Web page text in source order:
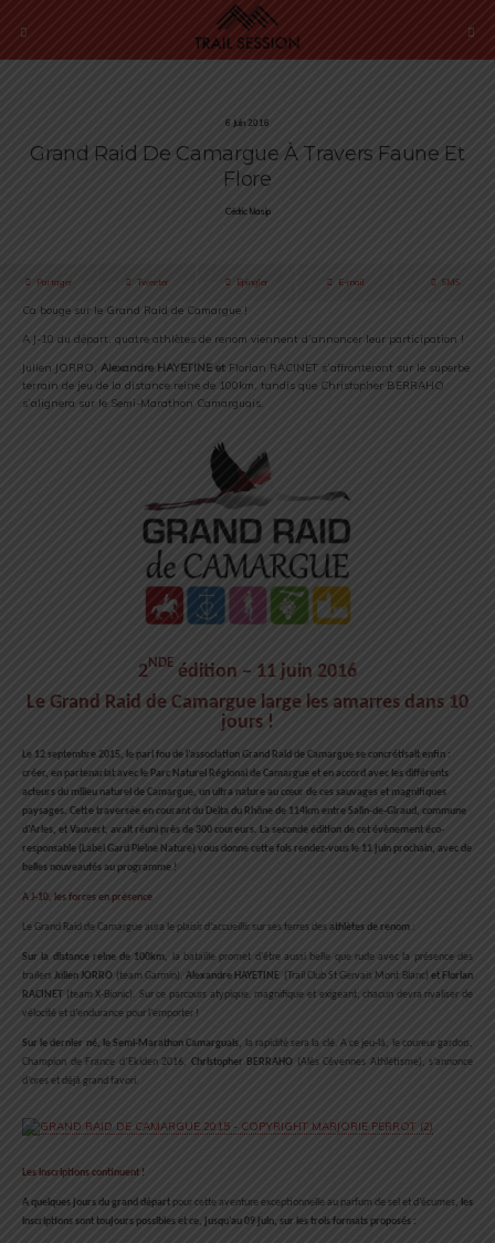
6 Juin 2016
Grand Raid De Camargue À Travers Faune Et
Flore
Cédric Masip
Partager Tweeter Épingler E-mail SMS
Ca bouge sur le Grand Raid de Camargue !
A J-10 du départ, quatre athlètes de renom viennent d’annoncer leur participation !
Julien JORRO, Alexandre HAYETINE et Florian RACINET s’affronteront sur le superbe
terrain de jeu de la distance reine de 100km, tandis que Christopher BERRAHO
s’alignera sur le Semi-Marathon Camarguais.
2nde édition – 11 juin 2016
Le Grand Raid de Camargue large les amarres dans 10
jours !
Le 12 septembre 2015, le pari fou de l’association Grand Raid de Camargue se concrétisait enfin :
créer, en partenariat avec le Parc Naturel Régional de Camargue et en accord avec les différents
acteurs du milieu naturel de Camargue, un ultra nature au cœur de ces sauvages et magnifiques
paysages. Cette traversée en courant du Delta du Rhône de 114km entre Salin-de-Giraud, commune
d’Arles, et Vauvert, avait réuni près de 300 coureurs. La seconde édition de cet évènement éco-
responsable (Label Gard Pleine Nature) vous donne cette fois rendez-vous le 11 juin prochain, avec de
belles nouveautés au programme !
A J-10, les forces en présence
Le Grand Raid de Camargue aura le plaisir d’accueillir sur ses terres des athlètes de renom :
Sur la distance reine de 100km,
la bataille promet d’être aussi belle que rude avec la présence des
trailersJulien JORRO (team Garmin),Alexandre HAYETINE (Trail Club St Gervais Mont Blanc) et Florian
RACINET (team X-Bionic). Sur ce parcours atypique, magnifique et exigeant, chacun devra rivaliser de
vélocité et d’endurance pour l’emporter !
Sur le dernier né, le Semi-Marathon Camarguais, la rapidité sera la clé. A ce jeu-là, le coureur gardois,
Champion de France d’Ekiden 2016, Christopher BERRAHO (Alès Cévennes Athlétisme), s’annonce
d’ores et déjà grand favori.
Les inscriptions continuent !
A quelques jours du grand départpour cette aventure exceptionnelle au parfum de sel et d’écumes, les
inscriptions sont toujours possibles et ce, jusqu’au 09 juin, sur les trois formats proposés :